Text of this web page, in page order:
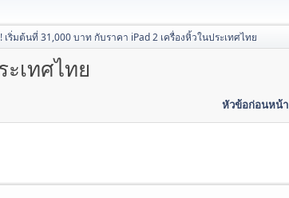
เริ่มต้นที่ 31,000 บาท กับราคา iPad 2 เครื่องหิ้วในประเทศไทย
เทศไทย
หัวข้อก่อนหน้า